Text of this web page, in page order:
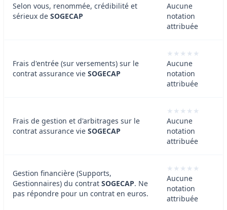
Selon vous, renommée, crédibilité et
sérieux de SOGECAP
Aucune
notation
attribuée
Frais d'entrée (sur versements) sur le
contrat assurance vie SOGECAP
Aucune
notation
attribuée
Frais de gestion et d'arbitrages sur le
contrat assurance vie SOGECAP
Aucune
notation
attribuée
Gestion financière (Supports,
Gestionnaires) du contrat SOGECAP. Ne
pas répondre pour un contrat en euros.
Aucune
notation
attribuée